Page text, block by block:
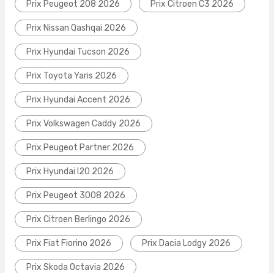
Prix Peugeot 208 2026 Prix Citroen C3 2026
Prix Nissan Qashqai 2026
Prix Hyundai Tucson 2026
Prix Toyota Yaris 2026
Prix Hyundai Accent 2026
Prix Volkswagen Caddy 2026
Prix Peugeot Partner 2026
Prix Hyundai I20 2026
Prix Peugeot 3008 2026
Prix Citroen Berlingo 2026
Prix Fiat Fiorino 2026 Prix Dacia Lodgy 2026
Prix Skoda Octavia 2026